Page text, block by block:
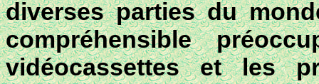
diverses parties du
compréhensible
vidéocassettes et les